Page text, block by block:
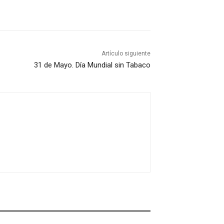
Artículo siguiente
31 de Mayo. Día Mundial sin Tabaco